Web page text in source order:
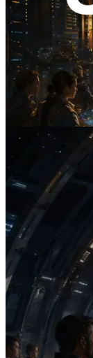
2026.08.05
ERPC、
リージョ
Validators
この記事を読む
2026.07.04
ERPC、
公開 — AI